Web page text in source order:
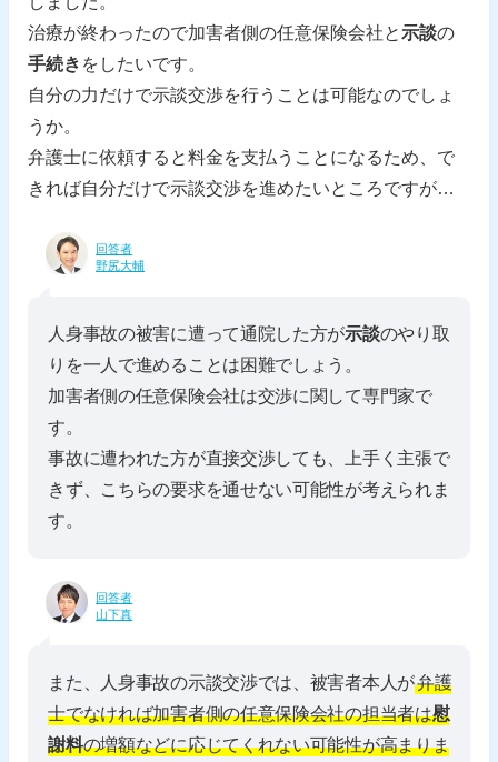
治療が終わったので加害者側の任意保険会社と示談の
手続き をしたいです。
自分の力だけで示談交渉を行うことは可能なのでしょ
うか。
弁護士に依頼すると料金を支払うことになるため、で
きれば自分だけで示談交渉を進めたいところですが…
回答者
野尻大輔
人身事故の被害に遭って通院した方が示談のやり取
りを一人で進めることは困難でしょう。
加害者側の任意保険会社は交渉に関して専門家で
す。
事故に遭われた方が直接交渉しても、上手く主張で
きず、こちらの要求を通せない可能性が考えられま
す。
回答者
山下真
また、人身事故の示談交渉では、被害者本人が弁護
士でなければ加害者側の任意保険会社の担当者は慰
謝料の増額などに応じてくれない可能性が高まりま